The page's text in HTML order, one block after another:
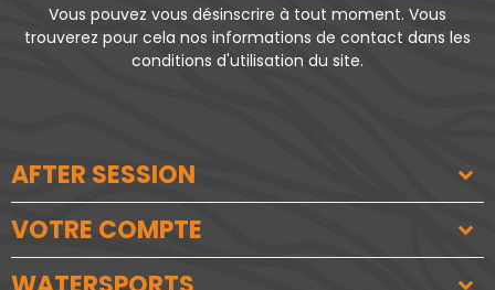
Vous pouvez vous désinscrire à tout moment. Vous
trouverez pour cela nos informations de contact dans les
conditions d'utilisation du site.
AFTER SESSION
VOTRE COMPTE